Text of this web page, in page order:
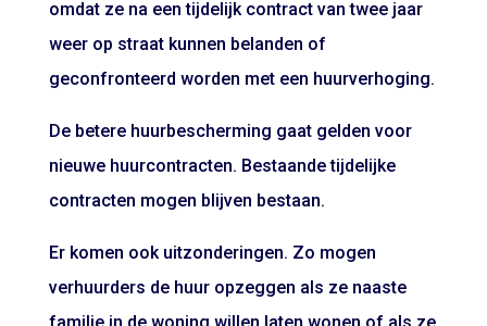
omdat ze na een tijdelijk contract van twee jaar
weer op straat kunnen belanden of
geconfronteerd worden met een huurverhoging.
De betere huurbescherming gaat gelden voor
nieuwe huurcontracten. Bestaande tijdelijke
contracten mogen blijven bestaan.
Er komen ook uitzonderingen. Zo mogen
verhuurders de huur opzeggen als ze naaste
familie in de woning willen laten wonen of als ze